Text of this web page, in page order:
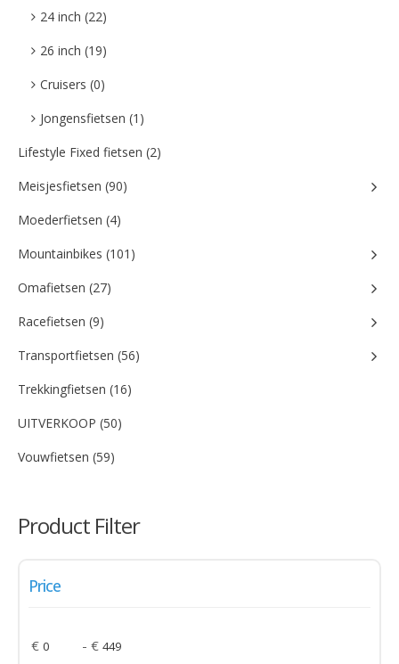
24 inch (22)
26 inch (19)
Cruisers (0)
Jongensfietsen (1)
Lifestyle Fixed fietsen (2)
Meisjesfietsen (90)
Moederfietsen (4)
Mountainbikes (101)
Omafietsen (27)
Racefietsen (9)
Transportfietsen (56)
Trekkingfietsen (16)
UITVERKOOP (50)
Vouwfietsen (59)
Product Filter
Price
€ - €